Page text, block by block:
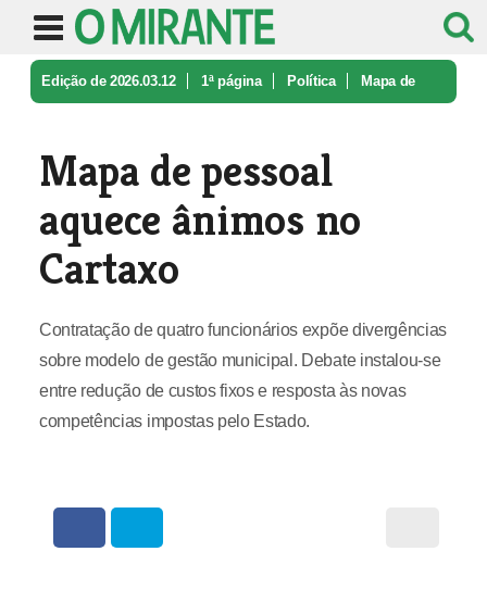
Edição de 2026.03.12 1ª página Política Mapa de
Mapa de pessoal
aquece ânimos no
Cartaxo
Contratação de quatro funcionários expõe divergências
sobre modelo de gestão municipal. Debate instalou-se
entre redução de custos fixos e resposta às novas
competências impostas pelo Estado.